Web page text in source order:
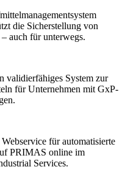
die Sicherstellung von
auch für unterwegs.
validierfähiges System zur
für Unternehmen mit GxP-
für automatisierte
PRIMAS online im
Services.